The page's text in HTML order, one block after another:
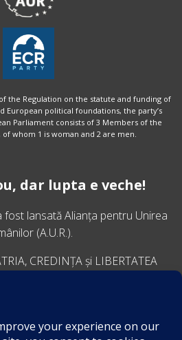
the Regulation on the statute and funding of
European political foundations, the party’s
Parliament consists of 3 Members of the
whom 1 is woman and 2 are men.
dar lupta e veche!
fost lansatăAlianța pentru Unirea
(A.U.R.).
CREDINȚA și LIBERTATEA